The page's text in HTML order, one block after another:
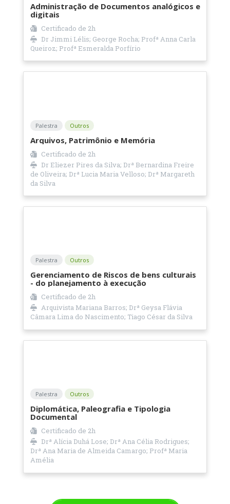
Administração de Documentos analógicos e
digitais
Certificado de 2h
Dr Jimmi Lélis; George Rocha; Profª Anna Carla
Queiroz; Profª Esmeralda Porfírio
Palestra Outros
Arquivos, Patrimônio e Memória
Certificado de 2h
Dr Eliezer Pires da Silva; Drª Bernardina Freire
de Oliveira; Drª Lucia Maria Velloso; Drª Margareth
da Silva
Palestra Outros
Gerenciamento de Riscos de bens culturais
- do planejamento à execução
Certificado de 2h
Arquivista Mariana Barros; Drª Geysa Flávia
Câmara Lima do Nascimento; Tiago César da Silva
Palestra Outros
Diplomática, Paleografia e Tipologia
Documental
Certificado de 2h
Drª Alícia Duhá Lose; Drª Ana Célia Rodrigues;
Drª Ana Maria de Almeida Camargo; Profª Maria
Amélia